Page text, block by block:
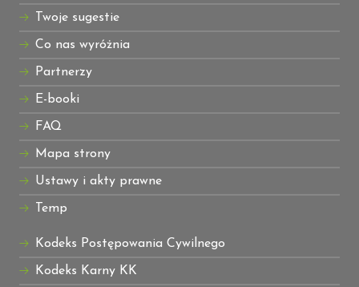
Twoje sugestie
Co nas wyróżnia
Partnerzy
E-booki
FAQ
Mapa strony
Ustawy i akty prawne
Temp
Kodeks Postępowania Cywilnego
Kodeks Karny KK